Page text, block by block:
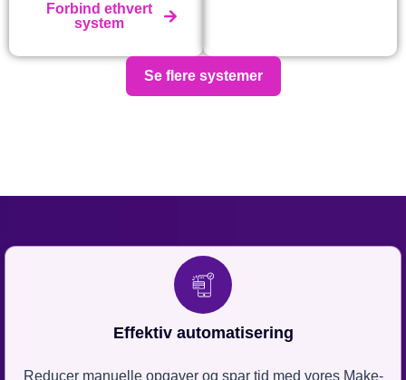
Forbind ethvert
system
Se flere systemer
Effektiv automatisering
Reducer manuelle opgaver og spar tid med vores Make-